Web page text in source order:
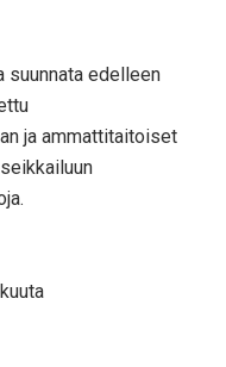
suunnata edelleen
ja ammattitaitoiset